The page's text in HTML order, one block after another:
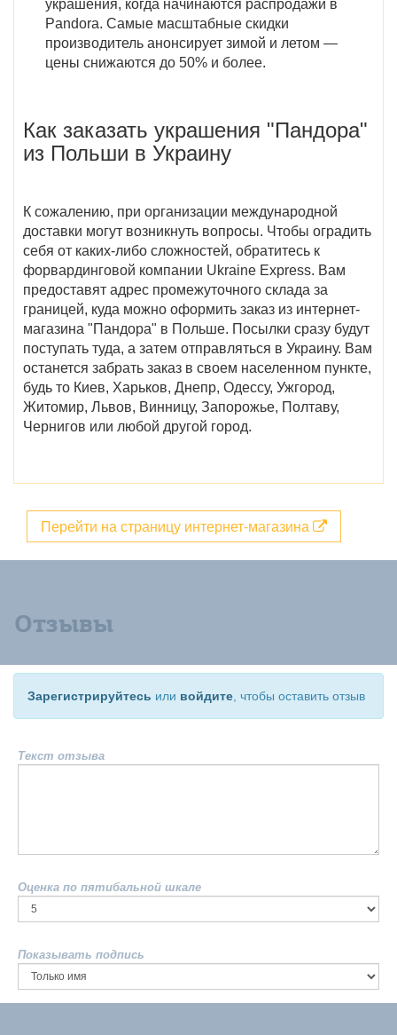
украшения, когда начинаются распродажи в
Pandora. Самые масштабные скидки
производитель анонсирует зимой и летом —
цены снижаются до 50% и более.
Как заказать украшения "Пандора"
из Польши в Украину
К сожалению, при организации международной
доставки могут возникнуть вопросы. Чтобы оградить
себя от каких-либо сложностей, обратитесь к
форвардинговой компании Ukraine Express. Вам
предоставят адрес промежуточного склада за
границей, куда можно оформить заказ из интернет-
магазина "Пандора" в Польше. Посылки сразу будут
поступать туда, а затем отправляться в Украину. Вам
останется забрать заказ в своем населенном пункте,
будь то Киев, Харьков, Днепр, Одессу, Ужгород,
Житомир, Львов, Винницу, Запорожье, Полтаву,
Чернигов или любой другой город.
Перейти на страницу интернет-магазина
Отзывы
Зарегистрируйтесь или войдите , чтобы оставить отзыв
Текст отзыва
Оценка по пятибальной шкале
Показывать подпись